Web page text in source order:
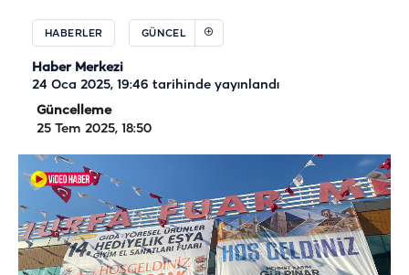
HABERLER GÜNCEL
Haber Merkezi
24 Oca 2025, 19:46 tarihinde yayınlandı
Güncelleme
25 Tem 2025, 18:50